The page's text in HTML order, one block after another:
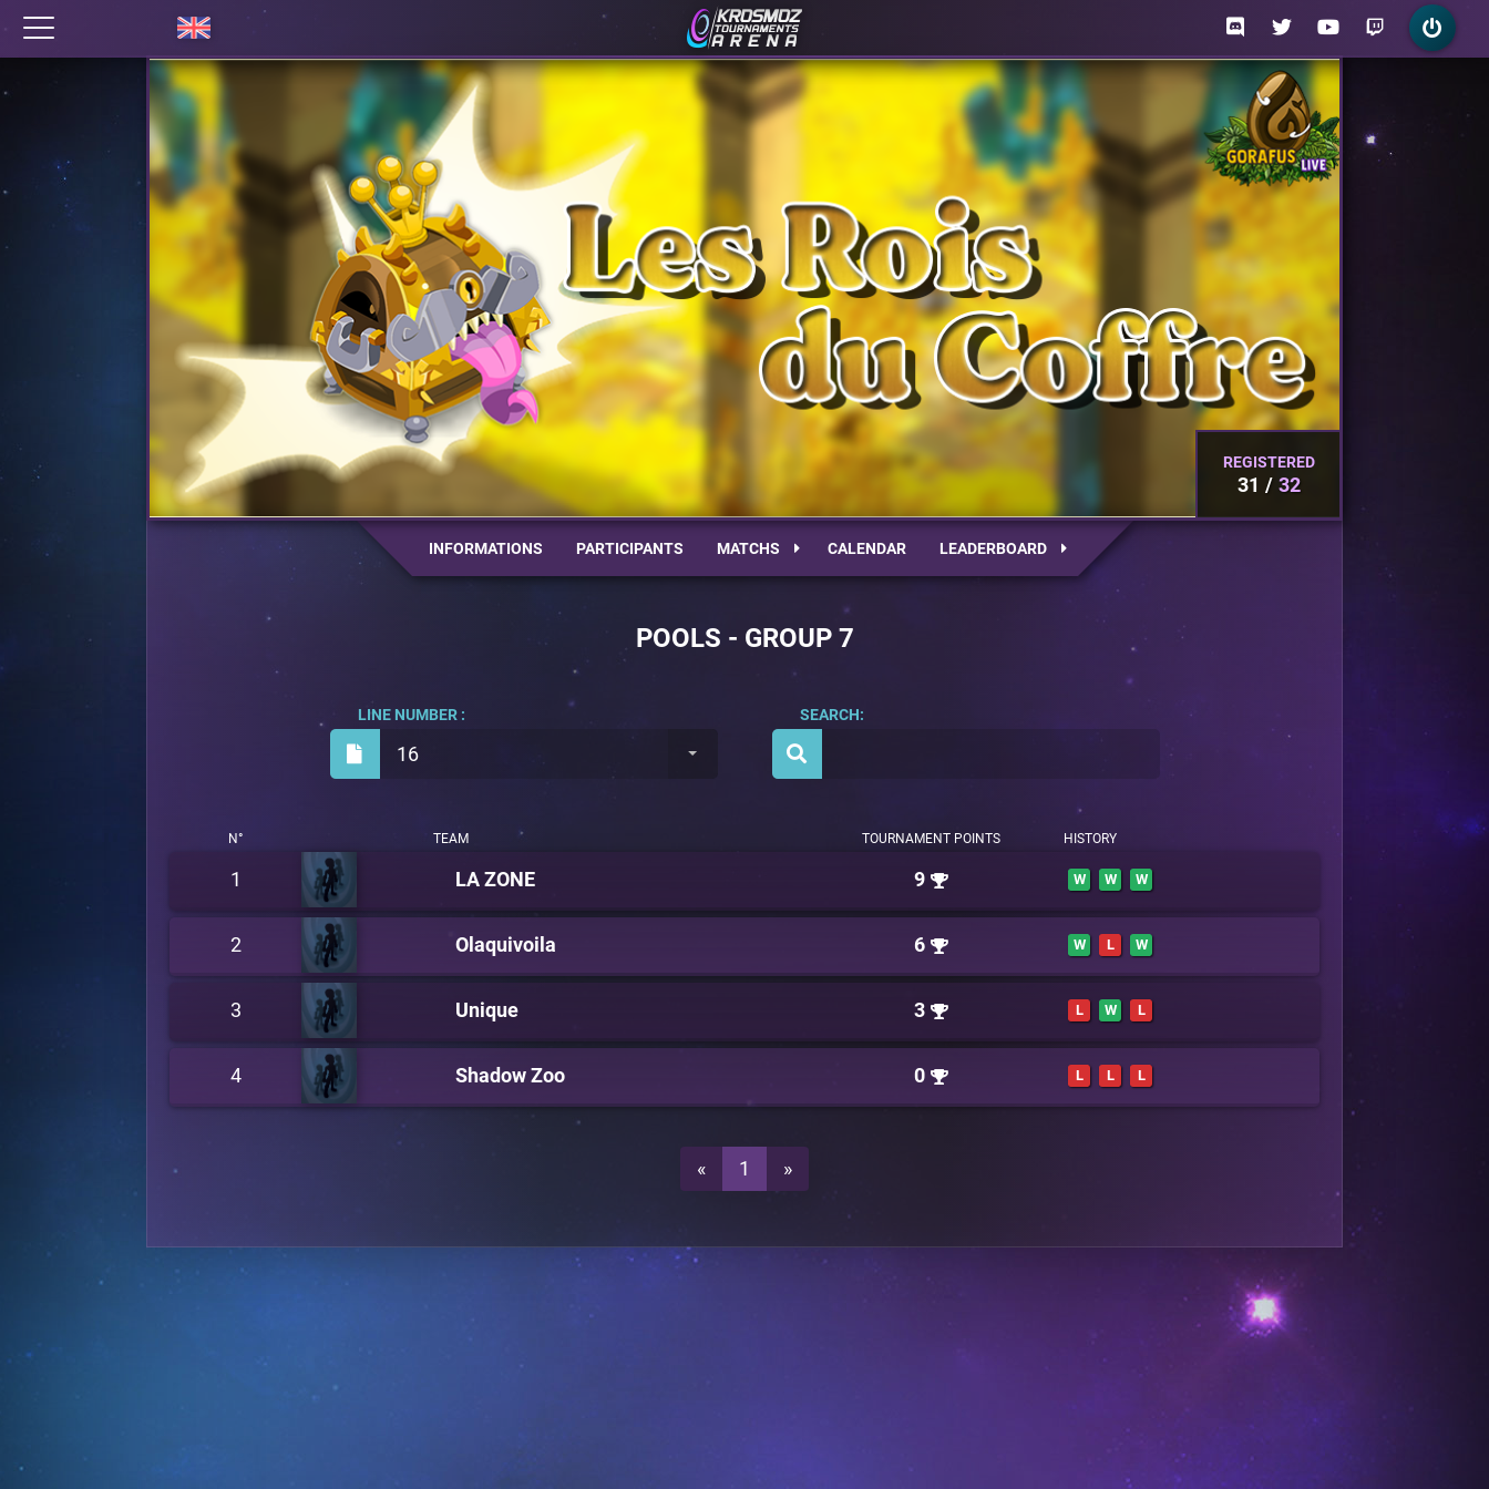
REGISTERED
31 32
INFORMATIONS PARTICIPANTS MATCHS CALENDAR LEADERBOARD
POOLS - GROUP 7
16
LINE NUMBER : SEARCH:
N° TEAM TOURNAMENT POINTS HISTORY
1 LA ZONE 9 W W W
2 Olaquivoila 6 W L W
3 Unique 3 L W L
4 Shadow Zoo 0 L L L
« 1 »